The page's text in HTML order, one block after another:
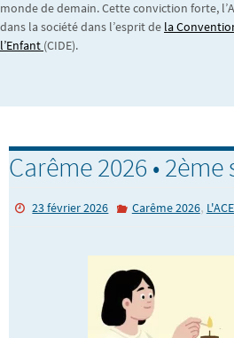
monde de demain. Cette conviction forte,
dans la société dans l’esprit de la
l’Enfant (CIDE).
Carême 2026 •
23 février 2026 Carême 2026,